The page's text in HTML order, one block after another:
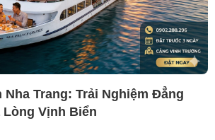
Nha Trang: Trải Nghiệm Đẳng
Lòng Vịnh Biển